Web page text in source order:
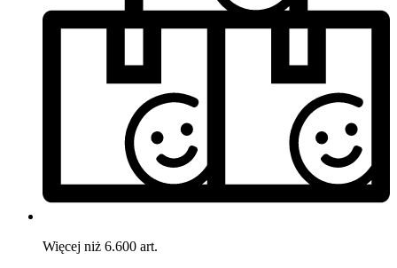
Więcej niż 6.600 art.